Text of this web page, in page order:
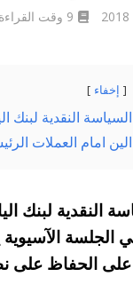
9 وقت القراءة بالدقيقة
إخفاء
النقدية لبنك
امام العملات
النقدية لبنك
الجلسة
على الحفاظ على